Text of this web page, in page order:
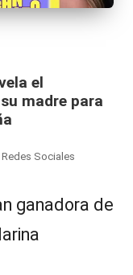
el
madre para
Redes Sociales
ganadora de